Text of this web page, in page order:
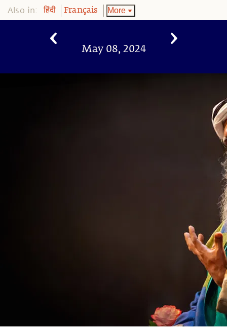
Also in: हिंदी Français More
May 08, 2024